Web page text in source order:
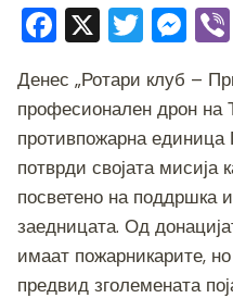
F
c
e
b
o
o
k
X T
tt
er
M
ss
e
n
g
er
Денес „Ротари клуб –
професионален дрон на
противпожарна единица
потврди својата мисија
посветено на поддршка
заедницата. Од
имаат пожарникарите,
предвид зголемената